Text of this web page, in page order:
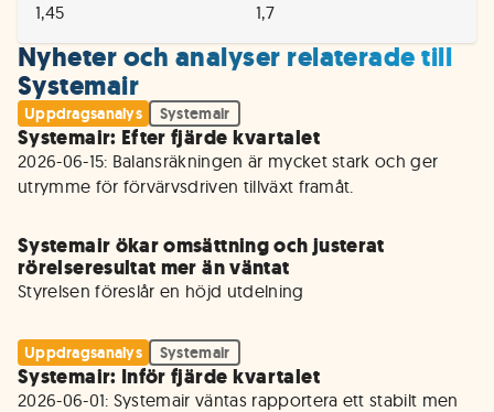
1,45 1,7
Nyheter och analyser relaterade till
Systemair
Uppdragsanalys Systemair
Systemair: Efter fjärde kvartalet
2026-06-15: Balansräkningen är mycket stark och ger
utrymme för förvärvsdriven tillväxt framåt.
Systemair ökar omsättning och justerat
rörelseresultat mer än väntat
Uppdragsanalys Systemair
Systemair: Inför fjärde kvartalet
2026-06-01: Systemair väntas rapportera ett stabilt men